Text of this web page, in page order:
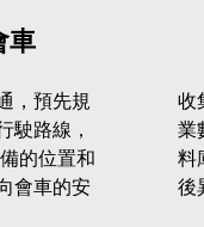
車
，預先規
駛路線，
的位置和
會車的安
收
業
料
後